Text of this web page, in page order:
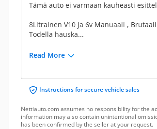
Tämä auto ei varmaan kauheasti
8Litrainen V10 ja 6v Manuaali ,
Todella hauska...
Read More
Instructions for secure vehicle sales
Nettiauto.com assumes no responsibility for the
information may also contain unintentional
has been confirmed by the seller at your request.